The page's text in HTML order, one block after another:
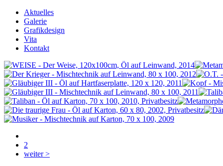
Aktuelles
Galerie
Grafikdesign
Vita
Kontakt
2
weiter >